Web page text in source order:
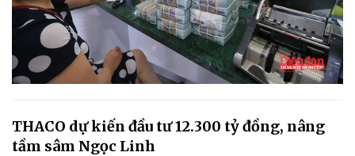
THACO dự kiến đầu tư 12.300 tỷ đồng, nâng
tầm sâm Ngọc Linh